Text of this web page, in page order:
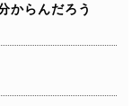
からんだろう